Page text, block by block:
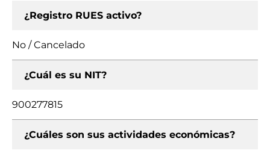
¿Registro RUES activo?
No / Cancelado
¿Cuál es su NIT?
900277815
¿Cuáles son sus actividades económicas?